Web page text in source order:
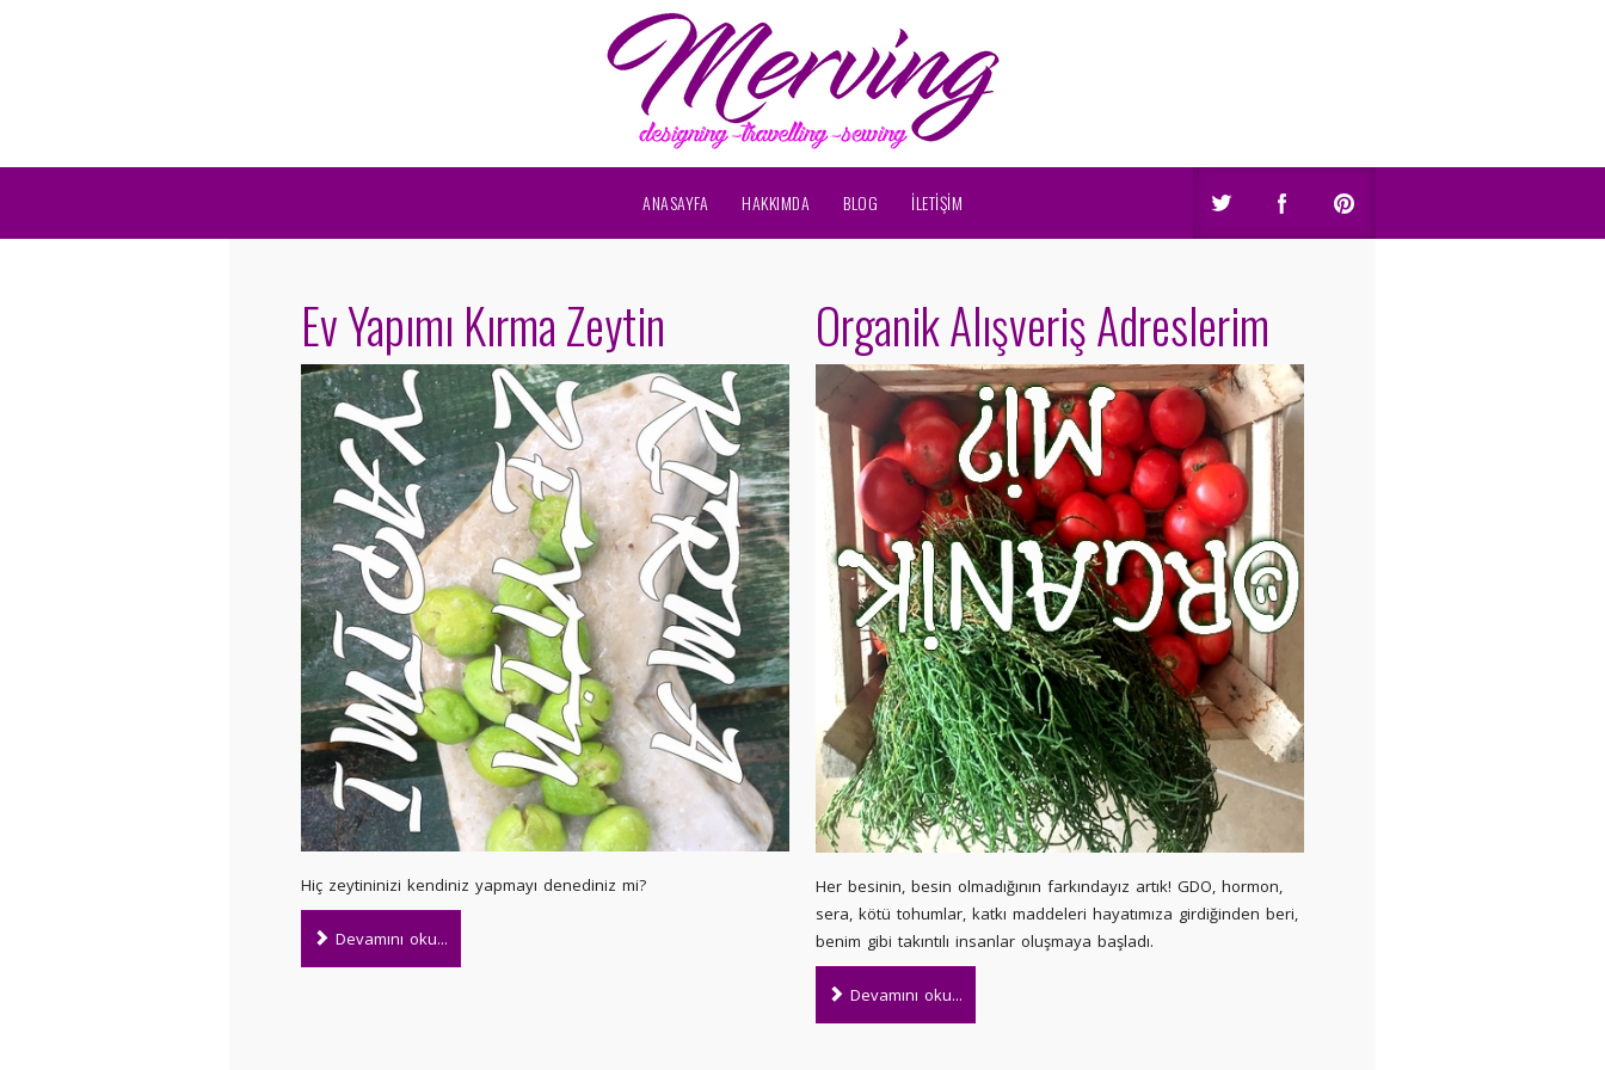
ANASAYFA HAKKIMDA BLOG İLETİŞİM
Ev Yapımı Kırma Zeytin
Hiç zeytininizi kendiniz yapmayı denediniz mi?
Devamını oku...
Organik Alışveriş Adreslerim
Her besinin, besin olmadığının farkındayız artık! GDO, hormon,
sera, kötü tohumlar, katkı maddeleri hayatımıza girdiğinden beri,
benim gibi takıntılı insanlar oluşmaya başladı.
Devamını oku...